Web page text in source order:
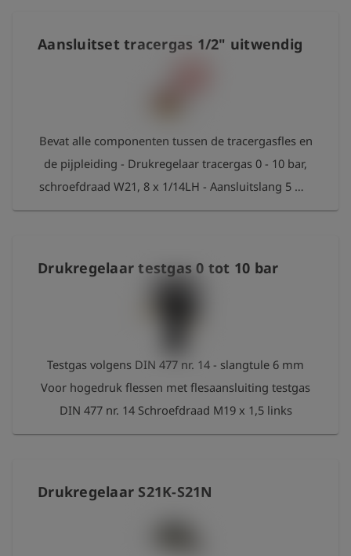
Aansluitset tracergas 1/2" uitwendig
Bevat alle componenten tussen de tracergasfles en
de pijpleiding - Drukregelaar tracergas 0 - 10 bar,
schroefdraad W21, 8 x 1/14LH - Aansluitslang 5 m -
Overdrukventiel - Verbindingsstuk nippel S21 naar
Drukregelaar testgas 0 tot 10 bar
Testgas volgens DIN 477 nr. 14 - slangtule 6 mm
Voor hogedruk flessen met flesaansluiting testgas
DIN 477 nr. 14 Schroefdraad M19 x 1,5 links
Drukregelaar S21K-S21N